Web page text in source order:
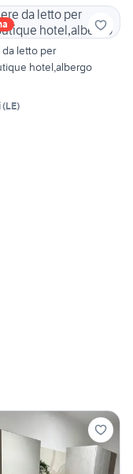
da letto per
hotel,albergo
(LE)